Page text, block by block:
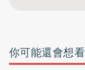
你可能還會想看